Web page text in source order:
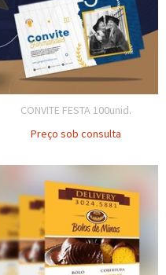
CONVITE FESTA 100unid.
Preço sob consulta